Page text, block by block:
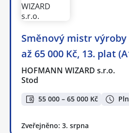
Směnový mistr výroby
až 65 000 Kč, 13. plat
HOFMANN WIZARD s.r.o.
Stod
55 000 – 65 000 Kč
Zveřejněno: 3. srpna